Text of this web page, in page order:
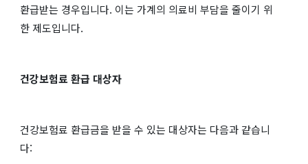
환급받는 경우입니다. 이는 가계의 의료비 부담을 줄이기 위
한 제도입니다.
건강보험료 환급 대상자
건강보험료 환급금을 받을 수 있는 대상자는 다음과 같습니
다: